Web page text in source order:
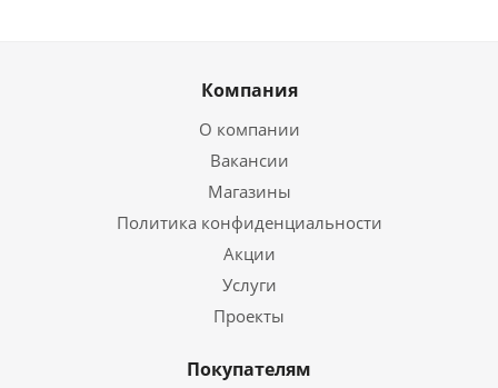
Компания
О компании
Вакансии
Магазины
Политика конфиденциальности
Акции
Услуги
Проекты
Покупателям